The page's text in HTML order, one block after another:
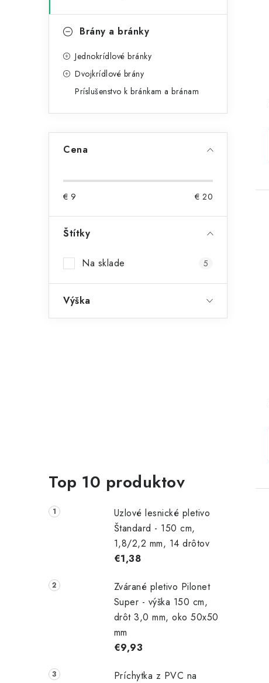
Brány a bránky
Jednokrídlové bránky
Dvojkrídlové brány
Príslušenstvo k bránkam a bránam
Cena
€ 9 € 20
Štítky
Na sklade 5
Výška
Top 10 produktov
Uzlové lesnické pletivo
Štandard - 150 cm,
1,8/2,2 mm, 14 drôtov
€1,38
Zvárané pletivo Pilonet
Super - výška 150 cm,
drôt 3,0 mm, oko 50x50
mm
€9,93
Príchytka z PVC na